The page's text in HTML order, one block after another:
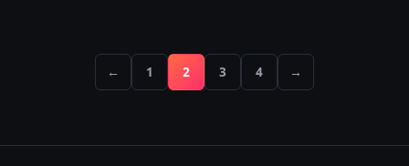
← 1 2 3 4 →